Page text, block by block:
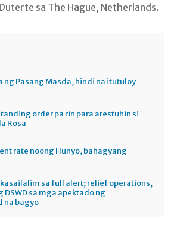
sa The Hague, Netherlands.
Pasang Masda, hindi na itutuloy
order pa rin para arestuhin si
Rosa
rate noong Hunyo, bahagyang
sa full alert; relief operations,
sa mga apektado ng
na bagyo